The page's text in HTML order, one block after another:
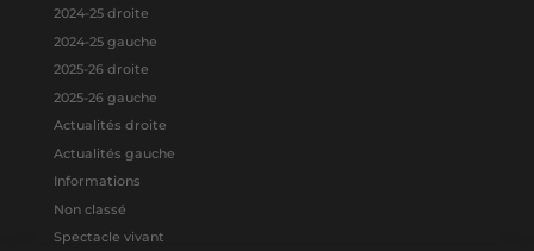
2024-25 droite
2024-25 gauche
2025-26 droite
2025-26 gauche
Actualités droite
Actualités gauche
Informations
Non classé
Spectacle vivant